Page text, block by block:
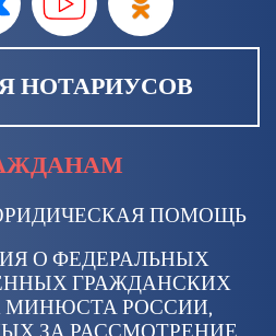
НОТАРИУСОВ
ПОМОЩЬ
О ФЕДЕРАЛЬНЫХ
ГРАЖДАНСКИХ
РОССИИ,